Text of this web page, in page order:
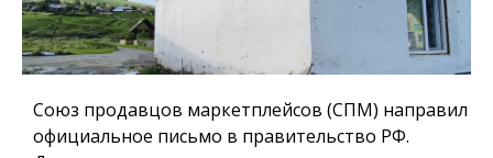
Союз продавцов маркетплейсов (СПМ) направил
официальное письмо в правительство РФ.